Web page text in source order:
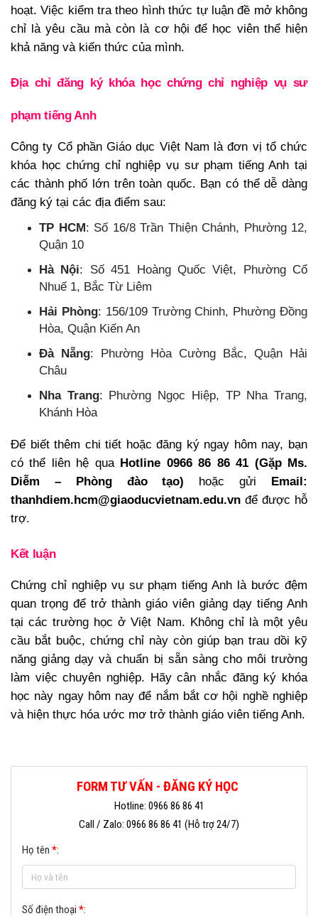
hoạt. Việc kiểm tra theo hình thức tự luận đề mở không
chỉ là yêu cầu mà còn là cơ hội để học viên thể hiện
khả năng và kiến thức của mình.
Địa chỉ đăng ký khóa học chứng chỉ nghiệp vụ sư
phạm tiếng Anh
Công ty Cổ phần Giáo dục Việt Nam là đơn vị tổ chức
khóa học chứng chỉ nghiệp vụ sư phạm tiếng Anh tại
các thành phố lớn trên toàn quốc. Bạn có thể dễ dàng
đăng ký tại các địa điểm sau:
TP HCM: Số 16/8 Trần Thiện Chánh, Phường 12,
Quận 10
Hà Nội: Số 451 Hoàng Quốc Việt, Phường Cổ
Nhuế 1, Bắc Từ Liêm
Hải Phòng: 156/109 Trường Chinh, Phường Đồng
Hòa, Quận Kiến An
Đà Nẵng: Phường Hòa Cường Bắc, Quận Hải
Châu
Nha Trang: Phường Ngọc Hiệp, TP Nha Trang,
Khánh Hòa
Để biết thêm chi tiết hoặc đăng ký ngay hôm nay, bạn
có thể liên hệ qua Hotline 0966 86 86 41 (Gặp Ms.
Diễm – Phòng đào tạo) hoặc gửi Email:
thanhdiem.hcm@giaoducvietnam.edu.vn để được hỗ
trợ.
Kết luận
Chứng chỉ nghiệp vụ sư phạm tiếng Anh là bước đệm
quan trọng để trở thành giáo viên giảng dạy tiếng Anh
tại các trường học ở Việt Nam. Không chỉ là một yêu
cầu bắt buộc, chứng chỉ này còn giúp bạn trau dồi kỹ
năng giảng dạy và chuẩn bị sẵn sàng cho môi trường
làm việc chuyên nghiệp. Hãy cân nhắc đăng ký khóa
học này ngay hôm nay để nắm bắt cơ hội nghề nghiệp
và hiện thực hóa ước mơ trở thành giáo viên tiếng Anh.
FORM TƯ VẤN - ĐĂNG KÝ HỌC
Hotline: 0966 86 86 41
Call / Zalo: 0966 86 86 41 (Hỗ trợ 24/7)
Họ tên *:
Số điện thoại *: